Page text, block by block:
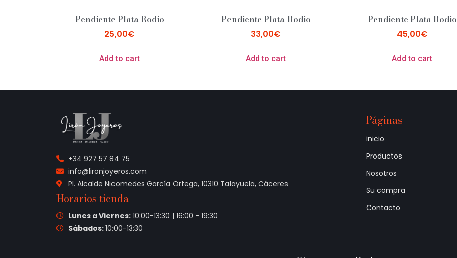
Pendiente Plata Rodio
25,00€
Add to cart
Pendiente Plata Rodio
33,00€
Add to cart
Pendiente Plata Rodio
45,00€
Add to cart
+34 927 57 84 75
info@lironjoyeros.com
Pl. Alcalde Nicomedes García Ortega, 10310 Talayuela, Cáceres
Horarios tienda
Lunes a Viernes:10:00-13:30 | 16:00 - 19:30
Sábados:10:00-13:30
Páginas
inicio
Productos
Nosotros
Su compra
Contacto